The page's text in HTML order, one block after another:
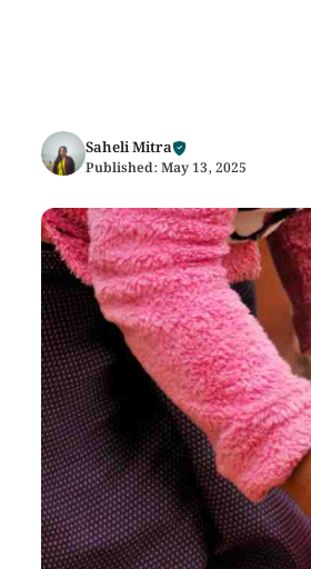
Saheli Mitra
Published: May 13, 2025